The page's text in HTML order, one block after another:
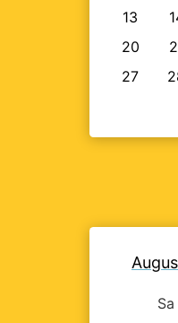
13
20
27
Sa